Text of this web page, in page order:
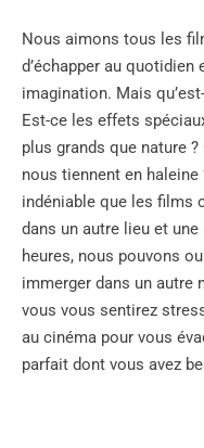
Nous aimons tous les
d’échapper au quotidien
imagination. Mais
Est-ce les effets
plus grands que nature
nous tiennent en
indéniable que les films
dans un autre lieu et
heures, nous pouvons
immerger dans un autre
vous vous sentirez
au cinéma pour vous
parfait dont vous avez